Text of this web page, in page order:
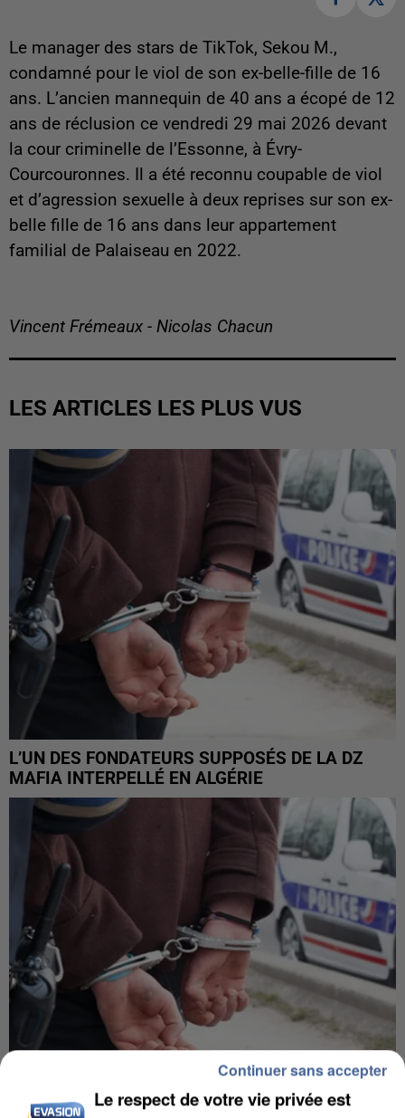
Le manager des stars de TikTok, Sekou M.,
condamné pour le viol de son ex-belle-fille de 16
ans. L’ancien mannequin de 40 ans a écopé de 12
ans de réclusion ce vendredi 29 mai 2026 devant
la cour criminelle de l’Essonne, à Évry-
Courcouronnes. Il a été reconnu coupable de viol
et d’agression sexuelle à deux reprises sur son ex-
belle fille de 16 ans dans leur appartement
familial de Palaiseau en 2022.
Vincent Frémeaux - Nicolas Chacun
LES ARTICLES LES PLUS VUS
L’UN DES FONDATEURS SUPPOSÉS DE LA DZ
MAFIA INTERPELLÉ EN ALGÉRIE
UN SECOND CADRE DE LA DZ MAFIA
Le respect de votre vie privée est
Continuer sans accepter